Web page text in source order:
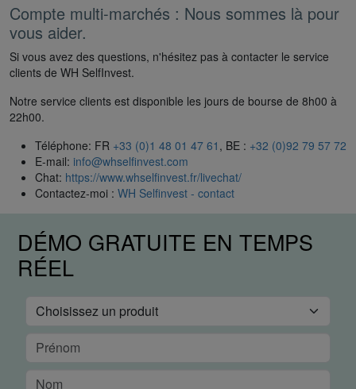
Compte multi-marchés : Nous sommes là pour
vous aider.
Si vous avez des questions, n'hésitez pas à contacter le service
clients de WH SelfInvest.
Notre service clients est disponible les jours de bourse de 8h00 à
22h00.
Téléphone: FR +33 (0)1 48 01 47 61 , BE : +32 (0)92 79 57 72
E-mail: info@whselfinvest.com
Chat: https://www.whselfinvest.fr/livechat/
Contactez-moi : WH Selfinvest - contact
DÉMO GRATUITE EN TEMPS
RÉEL